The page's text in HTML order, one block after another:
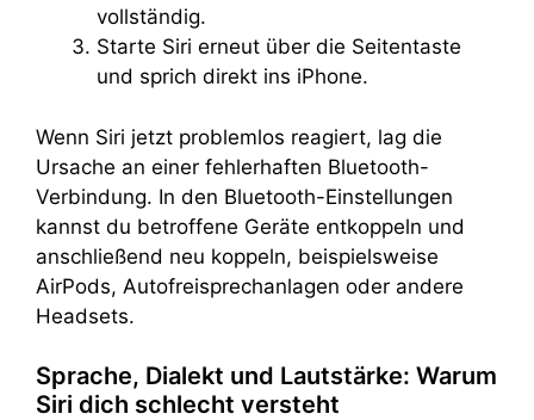
vollständig.
Starte Siri erneut über die Seitentaste
und sprich direkt ins iPhone.
Wenn Siri jetzt problemlos reagiert, lag die
Ursache an einer fehlerhaften Bluetooth-
Verbindung. In den Bluetooth-Einstellungen
kannst du betroffene Geräte entkoppeln und
anschließend neu koppeln, beispielsweise
AirPods, Autofreisprechanlagen oder andere
Headsets.
Sprache, Dialekt und Lautstärke: Warum
Siri dich schlecht versteht